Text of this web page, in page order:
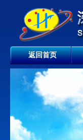
返回首页